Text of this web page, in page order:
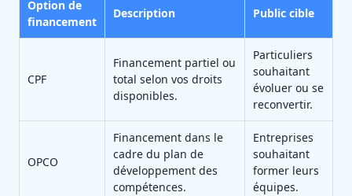
Option de
financement
Description Public cible
CPF
Financement partiel ou
total selon vos droits
disponibles.
Particuliers
souhaitant
évoluer ou se
reconvertir.
OPCO
Financement dans le
cadre du plan de
développement des
compétences.
Entreprises
souhaitant
former leurs
équipes.